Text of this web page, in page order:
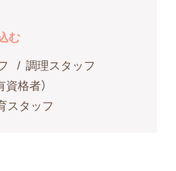
む
調理スタッフ
資格者）
スタッフ